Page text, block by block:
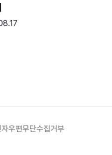
자우편무단수집거부